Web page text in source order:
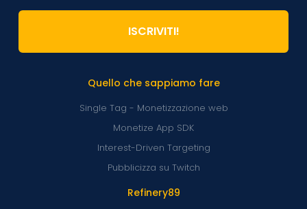
Refinery89
Quello che sappiamo fare
Single Tag - Monetizzazione web
Monetize App SDK
Interest-Driven Targeting
Pubblicizza su Twitch
ISCRIVITI!